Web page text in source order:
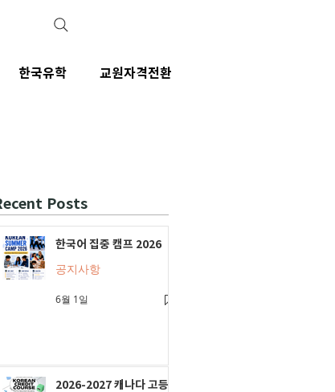
Posts
한국어 집중 캠프 2026
공지사항
6월 1일
2026-2027 캐나다 고등
한국유학 교원자격전환